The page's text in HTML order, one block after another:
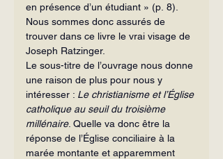
en présence d’un étudiant » (p. 8).
Nous sommes donc as­surés de
trouver dans ce livre le vrai visage de
Joseph Ratzinger.
Le sous-titre de l’ouvrage nous donne
une raison de plus pour nous y
intéresser : Le christianisme et l’Église
catholique au seuil du troisième
millénaire. Quelle va donc être la
réponse de l’Église conciliaire à la
marée montante et apparemment